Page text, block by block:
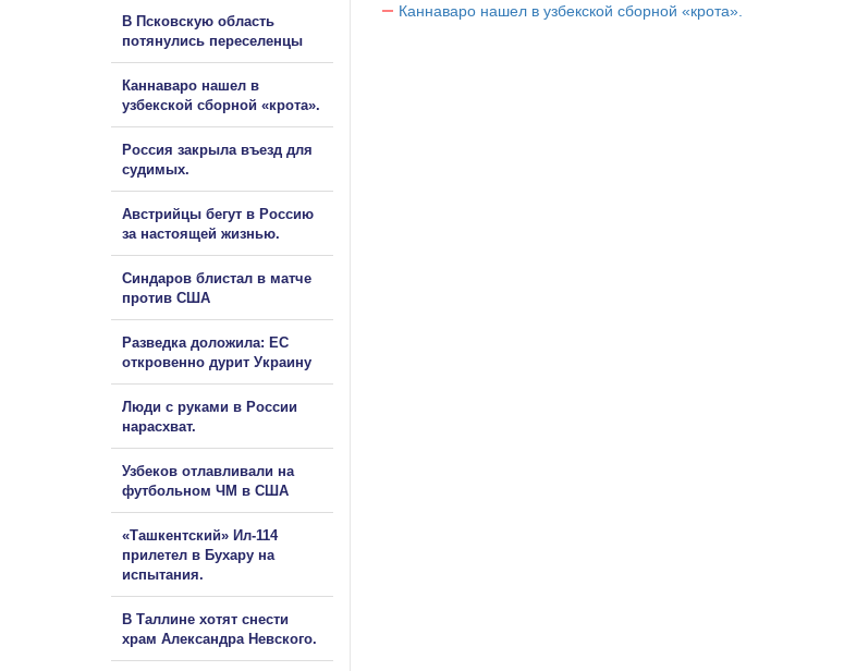
Каннаваро нашел в узбекской сборной «крота».
В Псковскую область
потянулись переселенцы
Каннаваро нашел в
узбекской сборной «крота».
Россия закрыла въезд для
судимых.
Австрийцы бегут в Россию
за настоящей жизнью.
Синдаров блистал в матче
против США
Разведка доложила: ЕС
откровенно дурит Украину
Люди с руками в России
нарасхват.
Узбеков отлавливали на
футбольном ЧМ в США
«Ташкентский» Ил-114
прилетел в Бухару на
испытания.
В Таллине хотят снести
храм Александра Невского.